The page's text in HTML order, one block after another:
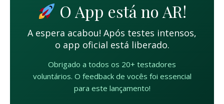
O App está no AR!
A espera acabou! Após testes intensos,
o app oficial está liberado.
Obrigado a todos os 20+ testadores
voluntários. O feedback de vocês foi essencial
para este lançamento!